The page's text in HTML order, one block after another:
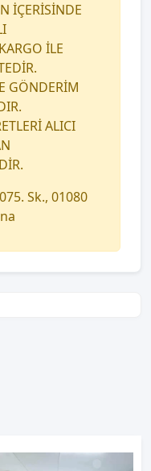
İÇERİSİNDE
İLE
GÖNDERİM
ALICI
Sk., 01080